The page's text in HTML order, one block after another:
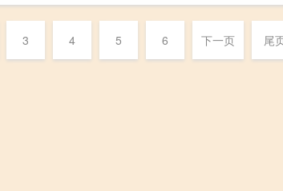
3 4 5 6 下一页 尾